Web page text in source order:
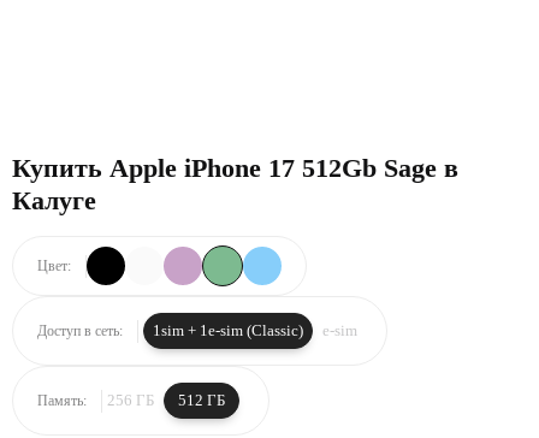
Купить Apple iPhone 17 512Gb Sage в
Калуге
Цвет:
Доступ в сеть: 1sim + 1e-sim (Classic) e-sim
Память: 256 ГБ 512 ГБ